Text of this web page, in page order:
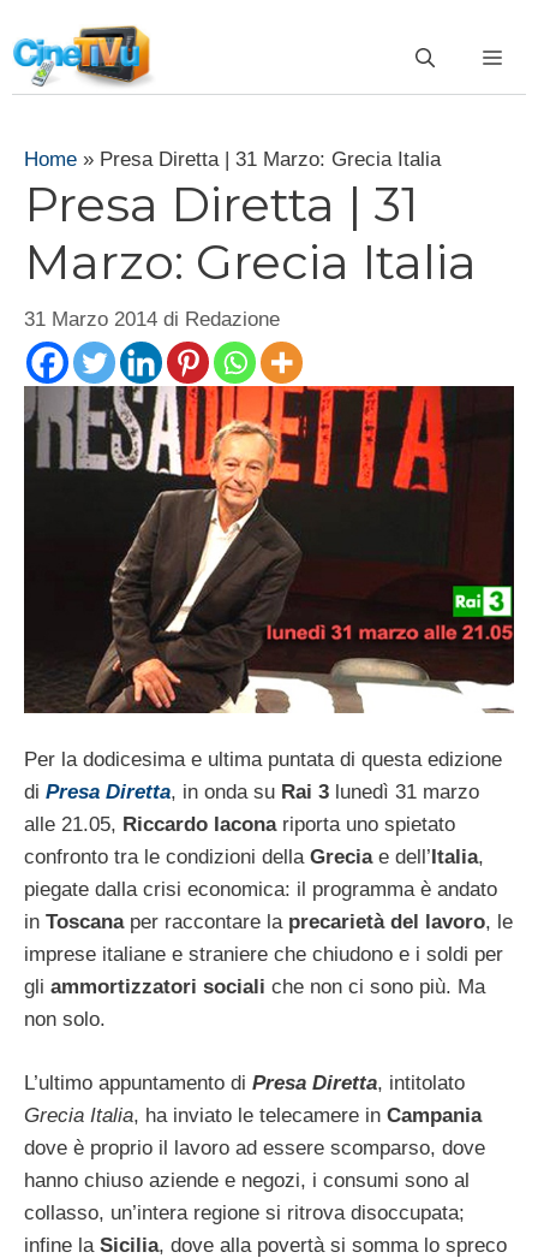
al
contenuto
Home » Presa Diretta | 31 Marzo: Grecia Italia
Presa Diretta | 31
Marzo: Grecia Italia
31 Marzo 2014 di Redazione
Per la dodicesima e ultima puntata di questa edizione
di Presa Diretta, in onda su Rai 3 lunedì 31 marzo
alle 21.05, Riccardo Iaconariporta uno spietato
confronto tra le condizioni della Greciae dell’Italia,
piegate dalla crisi economica: il programma è andato
in Toscanaper raccontare laprecarietà del lavoro, le
imprese italiane e straniere che chiudono e i soldi per
gli ammortizzatori sociali che non ci sono più. Ma
non solo.
L’ultimo appuntamento di Presa Diretta, intitolato
Grecia Italia, ha inviato le telecamere in Campania
dove è proprio il lavoro ad essere scomparso, dove
hanno chiuso aziende e negozi, i consumi sono al
collasso, un’intera regione si ritrova disoccupata;
infine la Sicilia, dove alla povertà si somma lo spreco